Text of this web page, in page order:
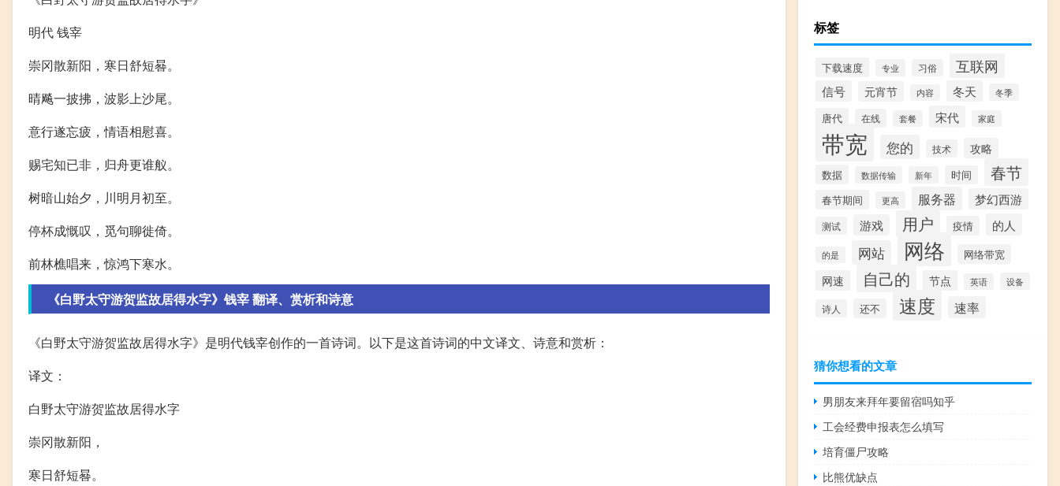
明代 钱宰
崇冈散新阳，寒日舒短晷。
晴飚一披拂，波影上沙尾。
意行遂忘疲，情语相慰喜。
赐宅知已非，归舟更谁舣。
树暗山始夕，川明月初至。
停杯成慨叹，觅句聊徙倚。
前林樵唱来，惊鸿下寒水。
《白野太守游贺监故居得水字》钱宰 翻译、赏析和诗意
《白野太守游贺监故居得水字》是明代钱宰创作的一首诗词。以下是这首诗词的中文译文、诗意和赏析：
译文：
白野太守游贺监故居得水字
崇冈散新阳，
寒日舒短晷。
标签
下载速度 专业 习俗 互联网
信号 元宵节 内容 冬天 冬季
唐代 在线 套餐 宋代 家庭
带宽 您的 技术 攻略
数据 数据传输 新年 时间 春节
春节期间 更高 服务器 梦幻西游
测试 游戏 用户 疫情 的人
的是 网站 网络 网络带宽
网速 自己的 节点 英语 设备
诗人 还不 速度 速率
猜你想看的文章
男朋友来拜年要留宿吗知乎
工会经费申报表怎么填写
培育僵尸攻略
比熊优缺点